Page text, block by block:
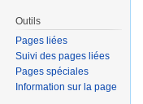
Outils
Pages liées
Suivi des pages liées
Pages spéciales
Information sur la page